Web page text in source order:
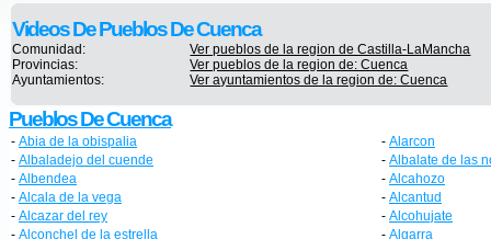
Videos De Pueblos De Cuenca
Comunidad:
Ver pueblos de la region de Castilla-LaMancha
Provincias:
Ver pueblos de la region de: Cuenca
Ayuntamientos:
Ver ayuntamientos de la region de: Cuenca
Pueblos De Cuenca
- Abia de la obispalia - Alarcon
- Albaladejo del cuende - Albalate de las
- Albendea - Alcahozo
- Alcala de la vega - Alcantud
- Alcazar del rey - Alcohujate
- Alconchel de la estrella - Algarra